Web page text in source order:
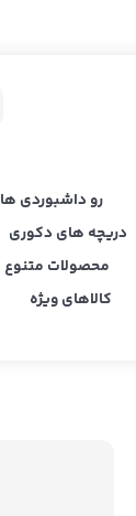
رو داشبوردی ها
دریچه های دکوری
محصولات متنوع
کالاهای ویژه